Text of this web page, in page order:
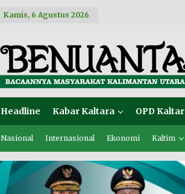
Kamis, 6 Agustus 2026
Headline Kabar Kaltara OPD
Nasional Internasional Ekonomi Kaltim